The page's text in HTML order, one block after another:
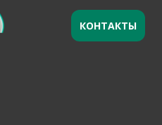
×
КОНТАКТЫ